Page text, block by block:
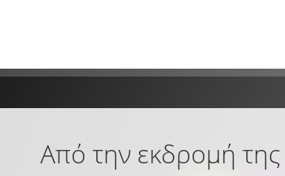
Από την εκδρομή